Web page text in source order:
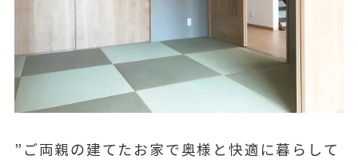
”ご両親の建てたお家で奥様と快適に暮らして